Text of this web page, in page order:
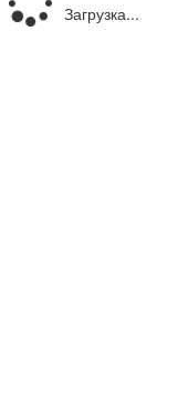
Загрузка...